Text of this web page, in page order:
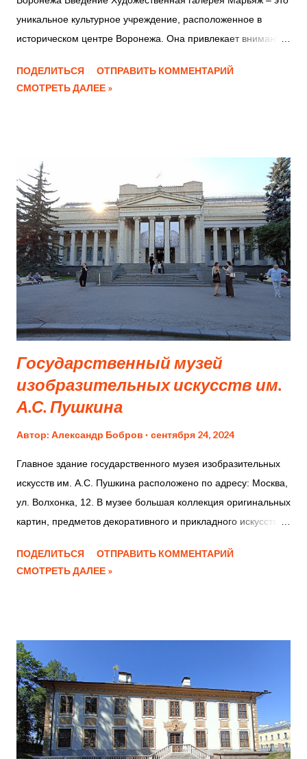
уникальное культурное учреждение, расположенное в
историческом центре Воронежа. Она привлекает внимание
погружение в мир искусства и культуры. Местоположение и
доступность Галерея Марьяж находится в самом сердце
свадебных фотосессий. Чтобы найти вход в галерею,
достаточно идти от памятника Сергею Есенину в сторону
Каменного моста. Галерея расположена в доме 54 на
улице Карла Маркса, которая ранее носила названия
Старомосковская и Садовая. Посетить художественную
галерею можно в любой день недели: с понедельника по
пятницу с 10 до 19 часов, а в субботу и воскресенье с 11 до
посетителей. Экспозиции и коллекции В галерее
ПОДЕЛИТЬСЯ
ОТПРАВИТЬ КОММЕНТАРИЙ
СМОТРЕТЬ ДАЛЕЕ »
Государственный музей
изобразительных искусств им.
А.С. Пушкина
Автор: Александр Бобров сентября 24, 2024
Главное здание государственного музея изобразительных
искусств им. А.С. Пушкина расположено по адресу: Москва,
ул. Волхонка, 12. В музее большая коллекция оригинальных
картин, предметов декоративного и прикладного искусства,
три этажа: цокольный, первый и второй этаж, где
располагаются многочисленные экспозиции с экспонатами
пушкинском музее много работ выдающихся европейских
художников Возрождения и Нового времени. Недостатки: На
втором этаже экспозиция разделена на две части, обе
платные. Нет единого билета на все экспозиции в здании.
Пушкинский музей Пушкинский музей Пушкинский музей
Пушкинский музей Пушкинский музей Пушкинский музей
ПОДЕЛИТЬСЯ
ОТПРАВИТЬ КОММЕНТАРИЙ
СМОТРЕТЬ ДАЛЕЕ »